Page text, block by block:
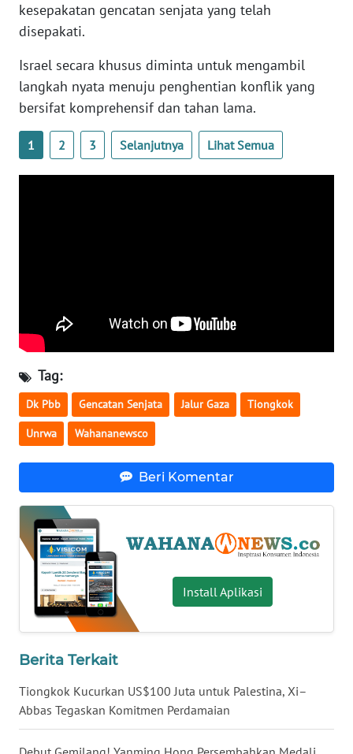
kesepakatan gencatan senjata yang telah
disepakati.
Israel secara khusus diminta untuk mengambil
langkah nyata menuju penghentian konflik yang
bersifat komprehensif dan tahan lama.
1 2 3 Selanjutnya Lihat Semua
Tag:
Dk Pbb Gencatan Senjata Jalur Gaza Tiongkok
Unrwa Wahananewsco
Beri Komentar
Install Aplikasi
Berita Terkait
Tiongkok Kucurkan US$100 Juta untuk Palestina, Xi–
Abbas Tegaskan Komitmen Perdamaian
JABAR
WN
NTT
WN
BARAT
WN
RIAU
SERAMBI
JAMBI
WN
SULTRA
WN
NTB
WN
WN